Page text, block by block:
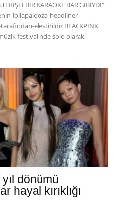
BİR KARAOKE BAR GİBİYDİ"
lollapalooza-headliner-
elestirildi/ BLACKPINK
festivalinde solo olarak
dönümü
hayal kırıklığı